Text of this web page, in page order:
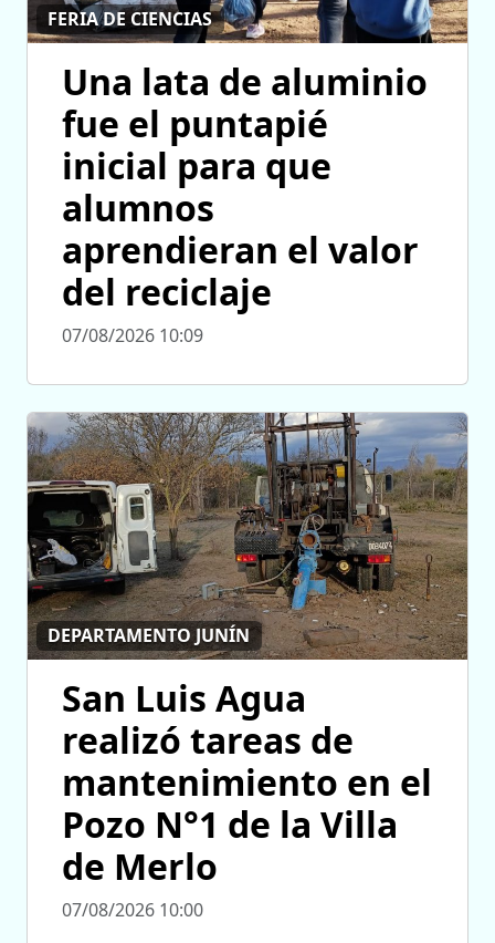
FERIA DE CIENCIAS
Una lata de aluminio
fue el puntapié
inicial para que
alumnos
aprendieran el valor
del reciclaje
07/08/2026 10:09
DEPARTAMENTO JUNÍN
San Luis Agua
realizó tareas de
mantenimiento en el
Pozo N°1 de la Villa
de Merlo
07/08/2026 10:00